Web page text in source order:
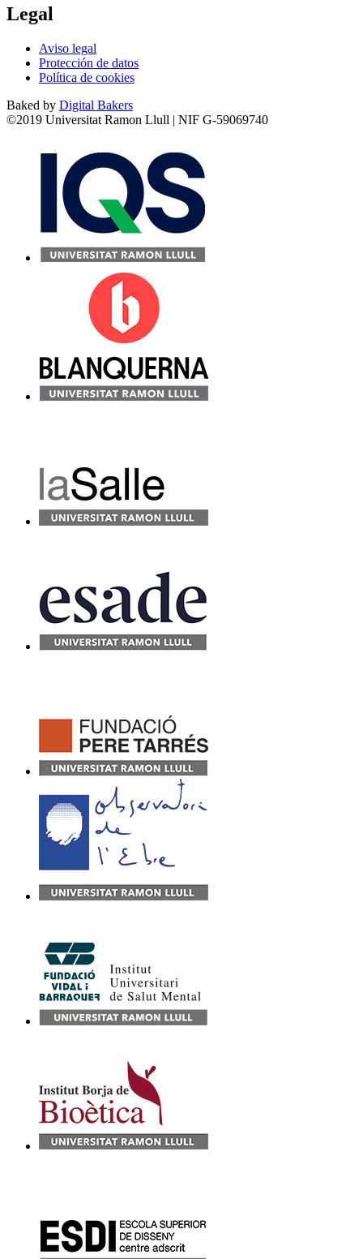
Legal
Aviso legal
Protección de datos
Política de cookies
Baked by Digital Bakers
©2019 Universitat Ramon Llull | NIF G-59069740